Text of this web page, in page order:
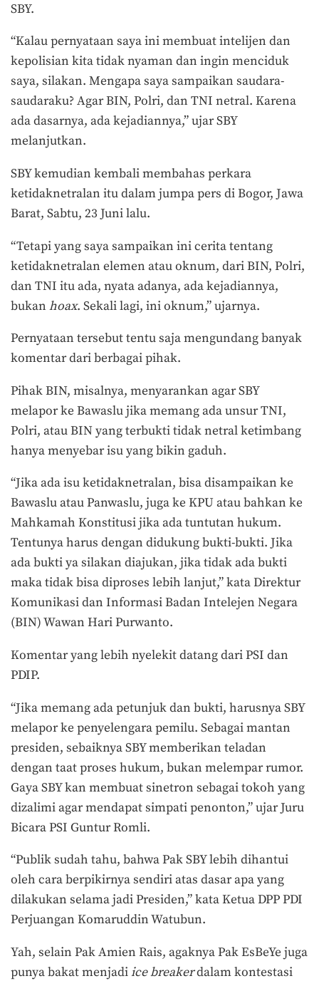
SBY.
“Kalau pernyataan saya ini membuat intelijen dan
kepolisian kita tidak nyaman dan ingin menciduk
saya, silakan. Mengapa saya sampaikan saudara-
saudaraku? Agar BIN, Polri, dan TNI netral. Karena
ada dasarnya, ada kejadiannya,” ujar SBY
melanjutkan.
SBY kemudian kembali membahas perkara
ketidaknetralan itu dalam jumpa pers di Bogor, Jawa
Barat, Sabtu, 23 Juni lalu.
“Tetapi yang saya sampaikan ini cerita tentang
ketidaknetralan elemen atau oknum, dari BIN, Polri,
dan TNI itu ada, nyata adanya, ada kejadiannya,
bukan hoax. Sekali lagi, ini oknum,” ujarnya.
Pernyataan tersebut tentu saja mengundang banyak
komentar dari berbagai pihak.
Pihak BIN, misalnya, menyarankan agar SBY
melapor ke Bawaslu jika memang ada unsur TNI,
Polri, atau BIN yang terbukti tidak netral ketimbang
hanya menyebar isu yang bikin gaduh.
“Jika ada isu ketidaknetralan, bisa disampaikan ke
Bawaslu atau Panwaslu, juga ke KPU atau bahkan ke
Mahkamah Konstitusi jika ada tuntutan hukum.
Tentunya harus dengan didukung bukti-bukti. Jika
ada bukti ya silakan diajukan, jika tidak ada bukti
maka tidak bisa diproses lebih lanjut,” kata Direktur
Komunikasi dan Informasi Badan Intelejen Negara
(BIN) Wawan Hari Purwanto.
Komentar yang lebih nyelekit datang dari PSI dan
PDIP.
“Jika memang ada petunjuk dan bukti, harusnya SBY
melapor ke penyelengara pemilu. Sebagai mantan
presiden, sebaiknya SBY memberikan teladan
dengan taat proses hukum, bukan melempar rumor.
Gaya SBY kan membuat sinetron sebagai tokoh yang
dizalimi agar mendapat simpati penonton,” ujar Juru
Bicara PSI Guntur Romli.
“Publik sudah tahu, bahwa Pak SBY lebih dihantui
oleh cara berpikirnya sendiri atas dasar apa yang
dilakukan selama jadi Presiden,” kata Ketua DPP PDI
Perjuangan Komaruddin Watubun.
Yah, selain Pak Amien Rais, agaknya Pak EsBeYe juga
punya bakat menjadiice breakerdalam kontestasi